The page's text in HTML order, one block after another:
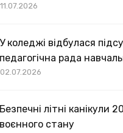
11.07.2026
У коледжі відбулася
педагогічна рада
02.07.2026
Безпечні літні канікули
воєнного стану